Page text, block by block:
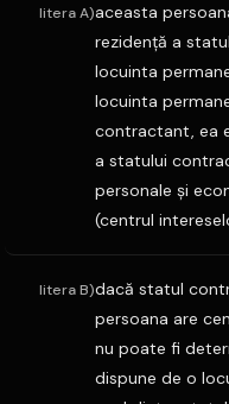
litera A)aceasta
rezidenţă a
locuinta
locuinta
contractant, ea
a statului
personale şi
(centrul
litera B)dacă statul
persoana are
nu poate fi
dispune de o